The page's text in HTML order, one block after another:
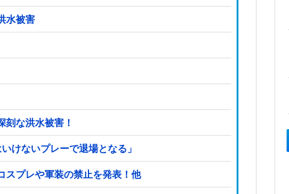
水被害
な洪水被害！
けないプレーで退場となる」
スプレや軍装の禁止を発表！他